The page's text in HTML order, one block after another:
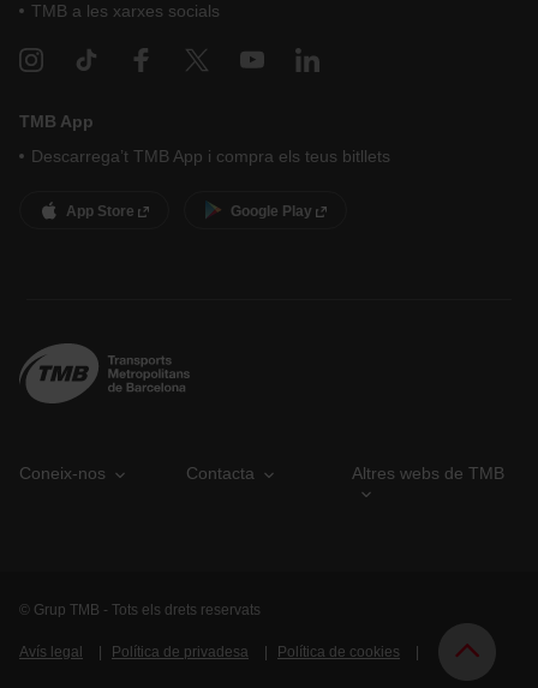
TMB a les xarxes socials
TMB App
Descarrega’t TMB App i compra els teus bitllets
App Store Google Play
Coneix-nos Contacta Altres webs de TMB
© Grup TMB - Tots els drets reservats
Avís legal Política de privadesa Política de cookies